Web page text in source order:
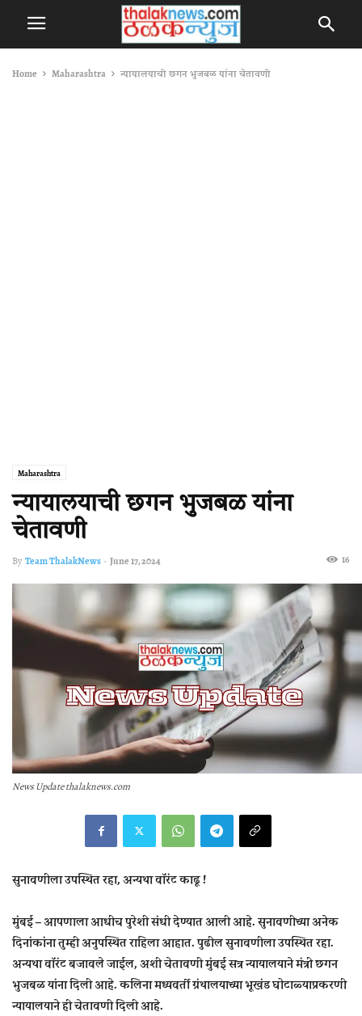
Home Maharashtra न्‍यायालयाची छगन भुजबळ यांना चेतावणी
Maharashtra
न्‍यायालयाची छगन भुजबळ यांना
चेतावणी
By Team ThalakNews- June 17, 2024 16
News Update thalaknews.com
सुनावणीला उपस्‍थित रहा, अन्‍यथा वॉरंट काढू !
मुंबई –आपणाला आधीच पुरेशी संधी देण्‍यात आली आहे. सुनावणीच्‍या अनेक
दिनांकांना तुम्‍ही अनुपस्‍थित राहिला आहात. पुढील सुनावणीला उपस्‍थित रहा.
अन्‍यथा वॉरंट बजावले जाईल, अशी चेतावणी मुंबई सत्र न्‍यायालयाने मंत्री छगन
भुजबळ यांना दिली आहे. कलिना मध्‍यवर्ती ग्रंथालयाच्‍या भूखंड घोटाळ्‍याप्रकरणी
न्‍यायालयाने ही चेतावणी दिली आहे.